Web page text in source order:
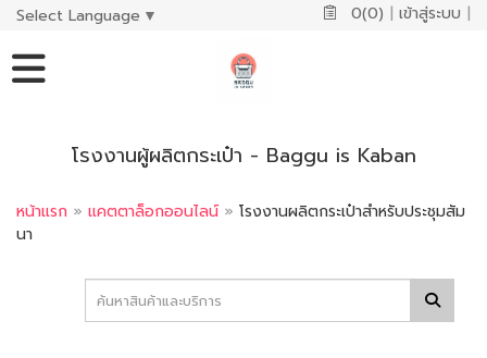
Select Language ▼ 0(0) | เข้าสู่ระบบ |
โรงงานผู้ผลิตกระเป๋า - Baggu is Kaban
หน้าแรก » แคตตาล็อกออนไลน์ » โรงงานผลิตกระเป๋าสำหรับประชุมสัม
นา